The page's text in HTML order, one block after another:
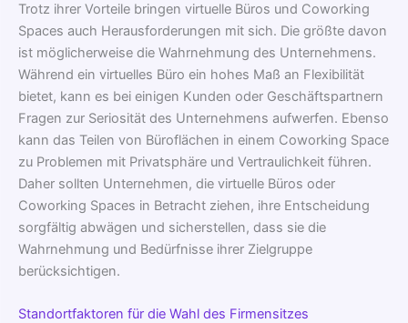
Trotz ihrer Vorteile bringen virtuelle Büros und Coworking
Spaces auch Herausforderungen mit sich. Die größte davon
ist möglicherweise die Wahrnehmung des Unternehmens.
Während ein virtuelles Büro ein hohes Maß an Flexibilität
bietet, kann es bei einigen Kunden oder Geschäftspartnern
Fragen zur Seriosität des Unternehmens aufwerfen. Ebenso
kann das Teilen von Büroflächen in einem Coworking Space
zu Problemen mit Privatsphäre und Vertraulichkeit führen.
Daher sollten Unternehmen, die virtuelle Büros oder
Coworking Spaces in Betracht ziehen, ihre Entscheidung
sorgfältig abwägen und sicherstellen, dass sie die
Wahrnehmung und Bedürfnisse ihrer Zielgruppe
berücksichtigen.
Standortfaktoren für die Wahl des Firmensitzes